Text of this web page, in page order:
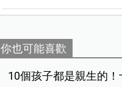
你也可能喜歡
10個孩子都是親生的